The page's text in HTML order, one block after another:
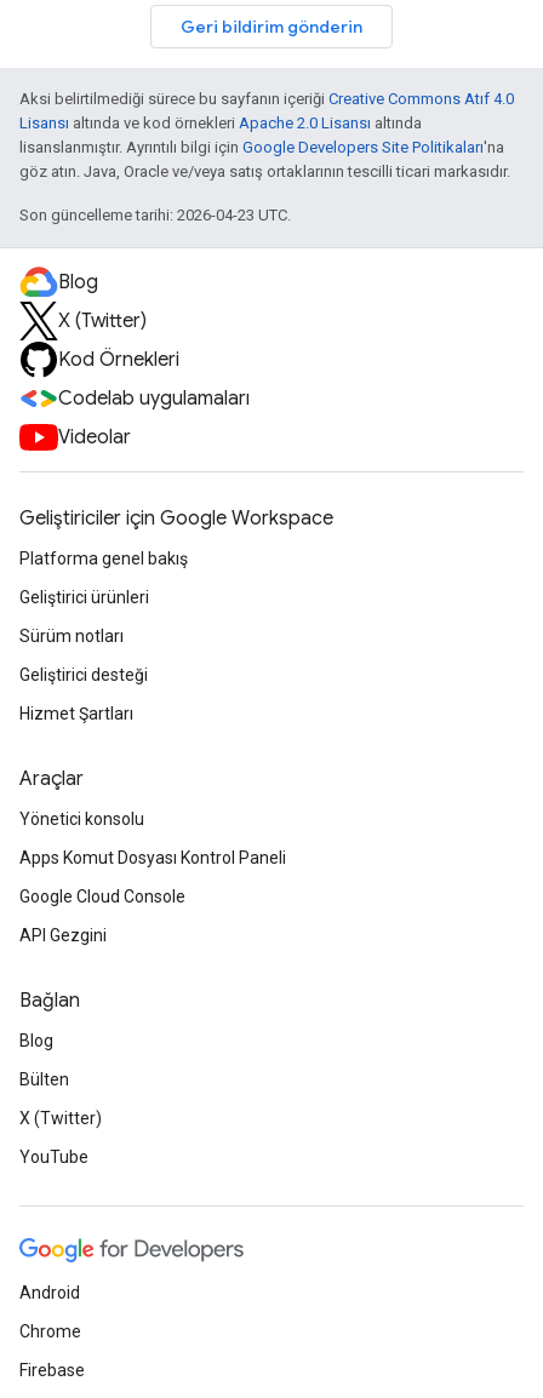
Geri bildirim gönderin
Aksi belirtilmediği sürece bu sayfanın içeriği Creative Commons Atıf 4.0
Lisansı altında ve kod örnekleri Apache 2.0 Lisansı altında
lisanslanmıştır. Ayrıntılı bilgi için Google Developers Site Politikaları'na
göz atın. Java, Oracle ve/veya satış ortaklarının tescilli ticari markasıdır.
Son güncelleme tarihi: 2026-04-23 UTC.
Blog
X (Twitter)
Kod Örnekleri
Codelab uygulamaları
Videolar
Geliştiriciler için Google Workspace
Platforma genel bakış
Geliştirici ürünleri
Sürüm notları
Geliştirici desteği
Hizmet Şartları
Araçlar
Yönetici konsolu
Apps Komut Dosyası Kontrol Paneli
Google Cloud Console
API Gezgini
Bağlan
Blog
Bülten
X (Twitter)
YouTube
Android
Chrome
Firebase